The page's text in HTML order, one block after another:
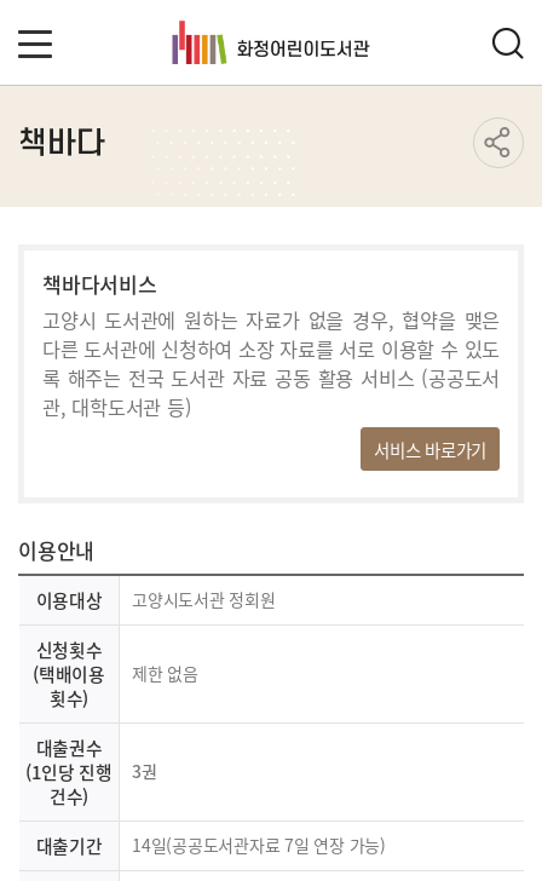
책바다
책바다서비스
고양시 도서관에 원하는 자료가 없을 경우, 협약을 맺은
다른 도서관에 신청하여 소장 자료를 서로 이용할 수 있도
록 해주는 전국 도서관자료 공동 활용 서비스 (공공도서
관, 대학도서관 등)
서비스 바로가기
이용안내
이용대상 고양시도서관 정회원
신청횟수
(택배이용
횟수)
제한 없음
대출권수
(1인당 진행
건수)
3권
대출기간 14일(공공도서관자료 7일 연장 가능)